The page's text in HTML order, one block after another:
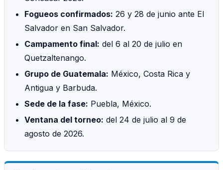
Fogueos confirmados: 26 y 28 de junio ante El
Salvador en San Salvador.
Campamento final: del 6 al 20 de julio en
Quetzaltenango.
Grupo de Guatemala: México, Costa Rica y
Antigua y Barbuda.
Sede de la fase: Puebla, México.
Ventana del torneo: del 24 de julio al 9 de
agosto de 2026.